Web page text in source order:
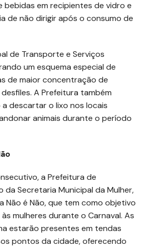
bebidas em recipientes de vidro e
de não dirigir após o consumo de
de Transporte e Serviços
um esquema especial de
de maior concentração de
A Prefeitura também
descartar o lixo nos locais
animais durante o período
a Prefeitura de
da Secretaria Municipal da Mulher,
Não é Não, que tem como objetivo
mulheres durante o Carnaval. As
estarão presentes em tendas
pontos da cidade, oferecendo